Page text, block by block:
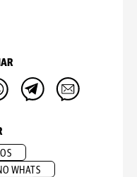
WHATS